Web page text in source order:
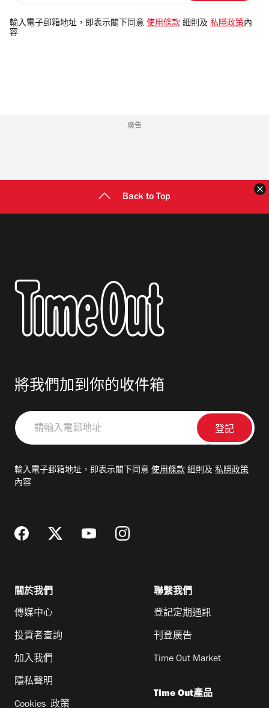
電
郵
輸入電子郵箱地址，即表示閣下同意 使用條款 細則及 私隱政策 內
容
廣告
Back to Top
將我們加到你的收件箱
請
輸
郵
輸入電子郵箱地址，即表示閣下同意 使用條款 細則及 私隱政策
內容
關於我們
傳媒中心
投資者查詢
加入我們
隱私聲明
Cookies 政策
聯繫我們
登記定期通訊
刊登廣告
Time Out Market
Time Out產品